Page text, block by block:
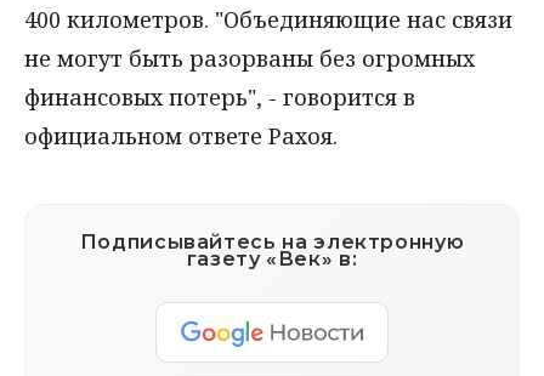
400 километров. "Объединяющие нас связи
не могут быть разорваны без огромных
финансовых потерь", - говорится в
официальном ответе Рахоя.
Подписывайтесь на электронную
газету «Век» в: